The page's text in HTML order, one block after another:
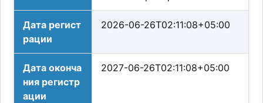
Дата регист
рации
2026-06-26T02:11:08+05:00
Дата оконча
ния регистр
ации
2027-06-26T02:11:08+05:00